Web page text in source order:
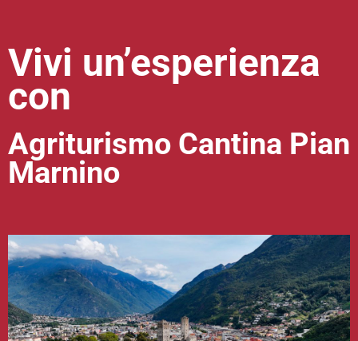
Vivi un’esperienza
con
Agriturismo Cantina Pian
Marnino